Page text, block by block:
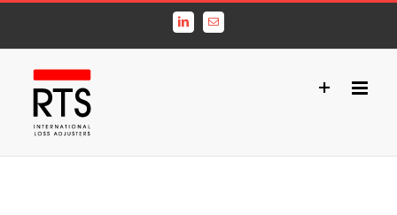
LinkedInCorreo
electrónico